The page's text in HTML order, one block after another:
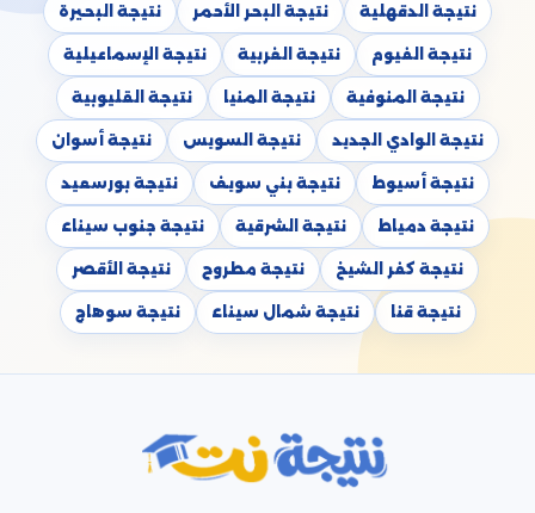
نتيجة الدقهلية نتيجة البحر الأحمر نتيجة البحيرة
نتيجة الفيوم نتيجة الغربية نتيجة الإسماعيلية
نتيجة المنوفية نتيجة المنيا نتيجة القليوبية
نتيجة الوادي الجديد نتيجة السويس نتيجة أسوان
نتيجة أسيوط نتيجة بني سويف نتيجة بورسعيد
نتيجة دمياط نتيجة الشرقية نتيجة جنوب سيناء
نتيجة كفر الشيخ نتيجة مطروح نتيجة الأقصر
نتيجة قنا نتيجة شمال سيناء نتيجة سوهاج